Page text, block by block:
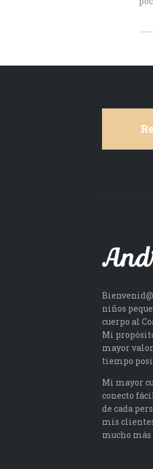
niños
cuerpo al
Mi
mayor
tiempo
Mi mayor
conecto
de cada
mis
mucho más